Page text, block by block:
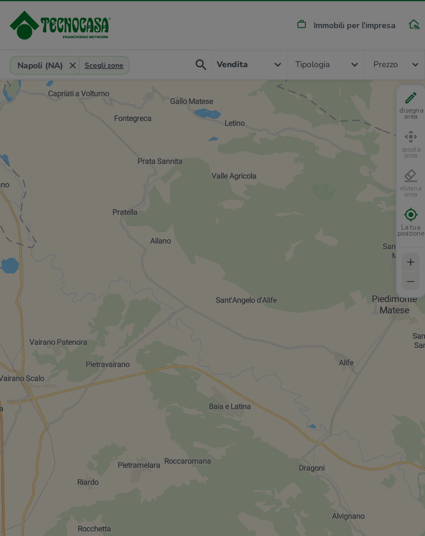
Immobili per l'impresa
Provincia, comune, zona, riferimento
Napoli (NA) Scegli zone Vendita Tipologia Prezzo
disegna
area
sposta
area
elimina
area
La tua
posizione
+
–